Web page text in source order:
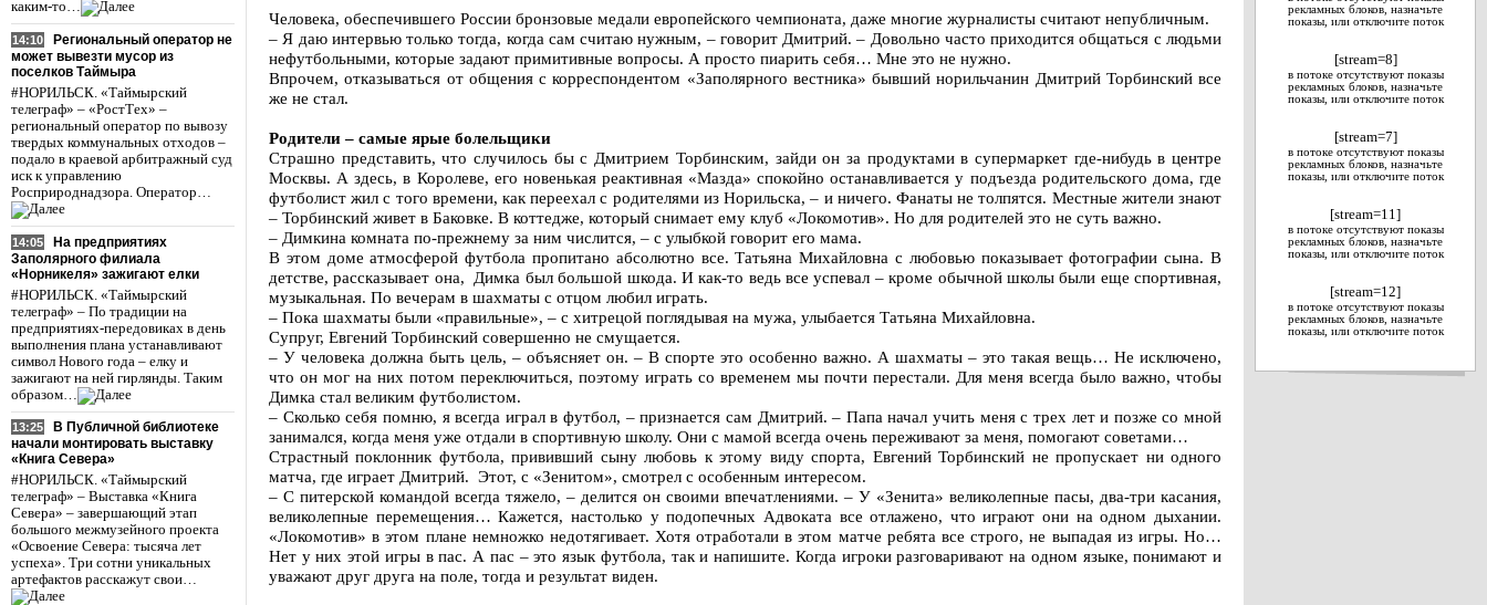
каким-то…
14:10
Региональный оператор не
может вывезти мусор из
поселков Таймыра
#НОРИЛЬСК. «Таймырский
телеграф» – «РостТех» –
региональный оператор по вывозу
твердых коммунальных отходов –
подало в краевой арбитражный суд
иск к управлению
Росприроднадзора. Оператор…
14:05
На предприятиях
Заполярного филиала
«Норникеля» зажигают елки
#НОРИЛЬСК. «Таймырский
телеграф» – По традиции на
предприятиях-передовиках в день
выполнения плана устанавливают
символ Нового года – елку и
зажигают на ней гирлянды. Таким
образом…
13:25
В Публичной библиотеке
начали монтировать выставку
«Книга Севера»
#НОРИЛЬСК. «Таймырский
телеграф» – Выставка «Книга
Севера» – завершающий этап
большого межмузейного проекта
«Освоение Севера: тысяча лет
успеха». Три сотни уникальных
артефактов расскажут свои…
Человека, обеспечившего России бронзовые медали европейского чемпионата, даже многие журналисты считают непубличным.
– Я даю интервью только тогда, когда сам считаю нужным, – говорит Дмитрий. – Довольно часто приходится общаться с людьми
нефутбольными, которые задают примитивные вопросы. А просто пиарить себя… Мне это не нужно.
Впрочем, отказываться от общения с корреспондентом «Заполярного вестника» бывший норильчанин Дмитрий Торбинский все
же не стал.
Родители – самые ярые болельщики
Страшно представить, что случилось бы с Дмитрием Торбинским, зайди он за продуктами в супермаркет где-нибудь в центре
Москвы. А здесь, в Королеве, его новенькая реактивная «Мазда» спокойно останавливается у подъезда родительского дома, где
футболист жил с того времени, как переехал с родителями из Норильска, – и ничего. Фанаты не толпятся. Местные жители знают
– Торбинский живет в Баковке. В коттедже, который снимает ему клуб «Локомотив». Но для родителей это не суть важно.
– Димкина комната по-прежнему за ним числится, – с улыбкой говорит его мама.
В этом доме атмосферой футбола пропитано абсолютно все. Татьяна Михайловна с любовью показывает фотографии сына. В
детстве, рассказывает она, Димка был большой шкода. И как-то ведь все успевал – кроме обычной школы были еще спортивная,
музыкальная. По вечерам в шахматы с отцом любил играть.
– Пока шахматы были «правильные», – с хитрецой поглядывая на мужа, улыбается Татьяна Михайловна.
Супруг, Евгений Торбинский совершенно не смущается.
– У человека должна быть цель, – объясняет он. – В спорте это особенно важно. А шахматы – это такая вещь… Не исключено,
что он мог на них потом переключиться, поэтому играть со временем мы почти перестали. Для меня всегда было важно, чтобы
Димка стал великим футболистом.
– Сколько себя помню, я всегда играл в футбол, – признается сам Дмитрий. – Папа начал учить меня с трех лет и позже со мной
занимался, когда меня уже отдали в спортивную школу. Они с мамой всегда очень переживают за меня, помогают советами…
Страстный поклонник футбола, прививший сыну любовь к этому виду спорта, Евгений Торбинский не пропускает ни одного
матча, где играет Дмитрий. Этот, с «Зенитом», смотрел с особенным интересом.
– С питерской командой всегда тяжело, – делится он своими впечатлениями. – У «Зенита» великолепные пасы, два-три касания,
великолепные перемещения… Кажется, настолько у подопечных Адвоката все отлажено, что играют они на одном дыхании.
«Локомотив» в этом плане немножко недотягивает. Хотя отработали в этом матче ребята все строго, не выпадая из игры. Но…
Нет у них этой игры в пас. А пас – это язык футбола, так и напишите. Когда игроки разговаривают на одном языке, понимают и
уважают друг друга на поле, тогда и результат виден.
рекламных блоков, назначьте
показы, или отключите поток
[stream=8]
в потоке отсутствуют показы
рекламных блоков, назначьте
показы, или отключите поток
[stream=7]
в потоке отсутствуют показы
рекламных блоков, назначьте
показы, или отключите поток
[stream=11]
в потоке отсутствуют показы
рекламных блоков, назначьте
показы, или отключите поток
[stream=12]
в потоке отсутствуют показы
рекламных блоков, назначьте
показы, или отключите поток